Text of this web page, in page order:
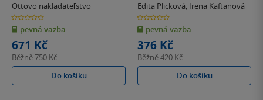
Ottovo nakladateľstvo
0.0
z
5
hvězdiček
pevná vazba
671 Kč
Běžně750 Kč
Do košíku
Edita Plicková, Irena Kaftanová
0.0
z
5
hvězdiček
pevná vazba
376 Kč
Běžně420 Kč
Do košíku